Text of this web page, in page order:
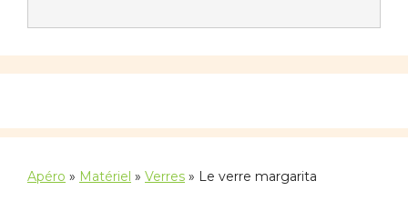
Apéro » Matériel » Verres » Le verre margarita